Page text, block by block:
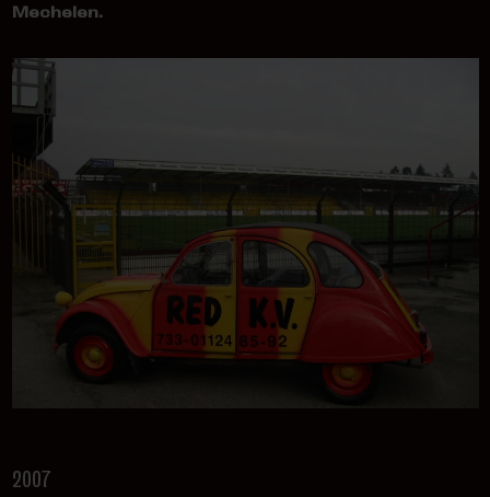
Mechelen.
2007